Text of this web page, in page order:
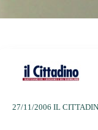
27/11/2006 IL